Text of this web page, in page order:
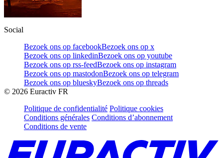
Social
Bezoek ons op facebookBezoek ons op x
Bezoek ons op linkedinBezoek ons op youtube
Bezoek ons op rss-feedBezoek ons op instagram
Bezoek ons op mastodonBezoek ons op telegram
Bezoek ons op blueskyBezoek ons op threads
© 2026 Euractiv FR
Politique de confidentialité Politique cookies
Conditions générales Conditions d’abonnement
Conditions de vente